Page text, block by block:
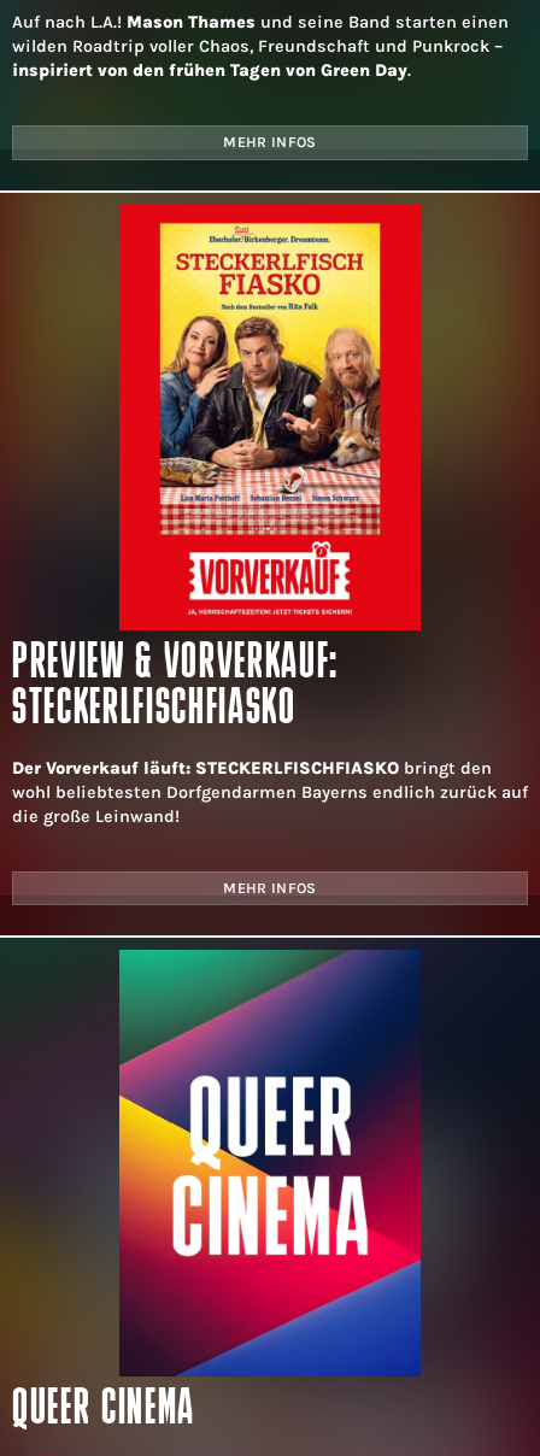
Auf nach L.A.! Mason Thames und seine Band starten einen
wilden Roadtrip voller Chaos, Freundschaft und Punkrock –
inspiriert von den frühen Tagen von Green Day.
MEHR INFOS
PREVIEW & VORVERKAUF:
STECKERLFISCHFIASKO
Der Vorverkauf läuft: STECKERLFISCHFIASKO bringt den
wohl beliebtesten Dorfgendarmen Bayerns endlich zurück auf
die große Leinwand!
MEHR INFOS
QUEER CINEMA